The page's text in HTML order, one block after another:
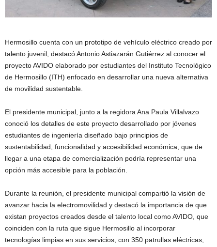
Hermosillo cuenta con un prototipo de vehículo eléctrico creado por
talento juvenil, destacó Antonio Astiazarán Gutiérrez al conocer el
proyecto AVIDO elaborado por estudiantes del Instituto Tecnológico
de Hermosillo (ITH) enfocado en desarrollar una nueva alternativa
de movilidad sustentable.
El presidente municipal, junto a la regidora Ana Paula Villalvazo
conoció los detalles de este proyecto desarrollado por jóvenes
estudiantes de ingeniería diseñado bajo principios de
sustentabilidad, funcionalidad y accesibilidad económica, que de
llegar a una etapa de comercialización podría representar una
opción más accesible para la población.
Durante la reunión, el presidente municipal compartió la visión de
avanzar hacia la electromovilidad y destacó la importancia de que
existan proyectos creados desde el talento local como AVIDO, que
coinciden con la ruta que sigue Hermosillo al incorporar
tecnologías limpias en sus servicios, con 350 patrullas eléctricas,